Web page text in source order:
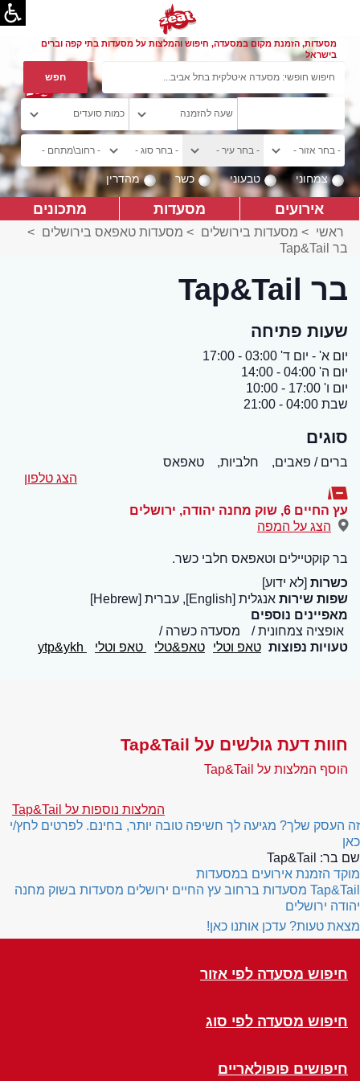
מסעדות, הזמנת מקום במסעדה, חיפוש והמלצות על מסעדות בתי קפה וברים
בישראל
צמחוני טבעוני כשר מהדרין
אירועים מסעדות מתכונים
ראשי > מסעדות בירושלים > מסעדות טאפאס בירושלים >
בר Tap&Tail
בר Tap&Tail
שעות פתיחה
יום א' - יום ד' 03:00 - 17:00
יום ה' 04:00 - 14:00
יום ו' 17:00 - 10:00
שבת 04:00 - 21:00
סוגים
ברים / פאבים, חלביות,
טאפאס
הצג טלפון
עץ החיים 6, שוק מחנה יהודה , ירושלים
הצג על המפה
בר קוקטיילים וטאפאס חלבי כשר.
כשרות [לא ידוע]
שפות שירות אנגלית [English], עברית [Hebrew]
מאפיינים נוספים
אופציה צמחונית
מסעדה כשרה
טעויות נפוצות טאפ וטלי טאפ&טלי טאפ וטלי
חוות דעת גולשים על Tap&Tail
הוסף המלצות על Tap&Tail
המלצות נוספות על Tap&Tail
זה העסק שלך? מגיעה לך חשיפה טובה יותר, בחינם. לפרטים לחץ/י
כאן
שם בר: Tap&Tail
מוקד הזמנת אירועים במסעדות
Tap&Tail מסעדות ברחוב עץ החיים ירושלים מסעדות בשוק מחנה
יהודה ירושלים
מצאת טעות? עדכן אותנו כאן!
חיפוש מסעדה לפי אזור
חיפוש מסעדה לפי סוג
חיפושים פופולאריים